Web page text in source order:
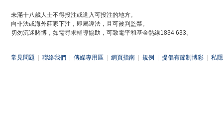
未滿十八歲人士不得投注或進入可投注的地方。
向非法或海外莊家下注，即屬違法，且可被判監禁。
切勿沉迷賭博，如需尋求輔導協助，可致電平和基金熱線1834 633。
常見問題 聯絡我們 傳媒專用區 網頁指南 規例 提倡有節制博彩 私